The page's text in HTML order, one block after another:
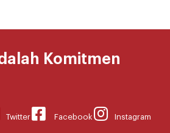
Komitmen
Instagram
Facebook
Twitter